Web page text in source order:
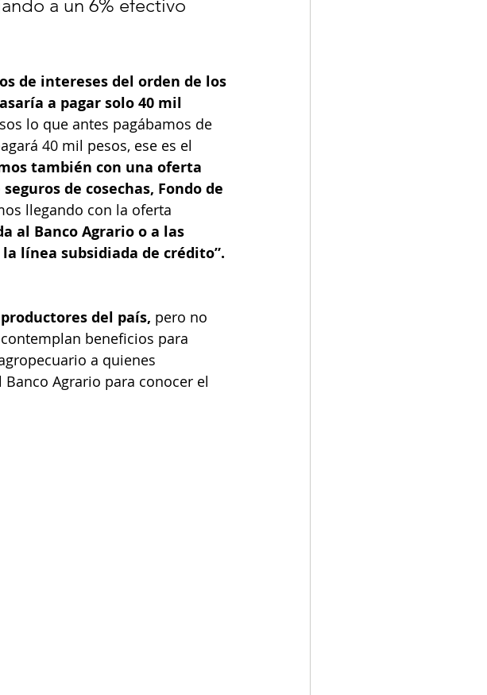
a un 6% efectivo
de intereses del orden de los
a pagar solo 40 mil
lo que antes pagábamos de
40 mil pesos, ese es el
también con una oferta
de cosechas, Fondo de
llegando con la oferta
al Banco Agrario o a las
línea subsidiada de crédito”.
del país, pero no
beneficios para
a quienes
Agrario para conocer el